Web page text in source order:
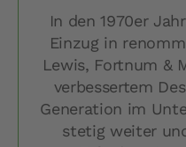
In den 1970er
Einzug in
Lewis, Fortnum &
verbessertem
Generation im
stetig weiter